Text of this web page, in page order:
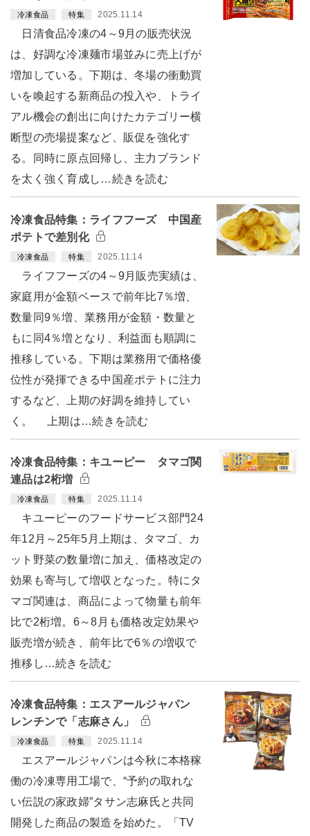
冷凍食品 特集 2025.11.14
日清食品冷凍の4～9月の販売状況
は、好調な冷凍麺市場並みに売上げが
増加している。下期は、冬場の衝動買
いを喚起する新商品の投入や、トライ
アル機会の創出に向けたカテゴリー横
断型の売場提案など、販促を強化す
る。同時に原点回帰し、主力ブランド
を太く強く育成し…続きを読む
冷凍食品特集：ライフフーズ 中国産
ポテトで差別化
冷凍食品 特集 2025.11.14
ライフフーズの4～9月販売実績は、
家庭用が金額ベースで前年比7％増、
数量同9％増、業務用が金額・数量と
もに同4％増となり、利益面も順調に
推移している。下期は業務用で価格優
位性が発揮できる中国産ポテトに注力
するなど、上期の好調を維持してい
く。 上期は…続きを読む
冷凍食品特集：キユーピー タマゴ関
連品は2桁増
冷凍食品 特集 2025.11.14
キユーピーのフードサービス部門24
年12月～25年5月上期は、タマゴ、カ
ット野菜の数量増に加え、価格改定の
効果も寄与して増収となった。特にタ
マゴ関連は、商品によって物量も前年
比で2桁増。6～8月も価格改定効果や
販売増が続き、前年比で6％の増収で
推移し…続きを読む
冷凍食品特集：エスアールジャパン
レンチンで「志麻さん」
冷凍食品 特集 2025.11.14
エスアールジャパンは今秋に本格稼
働の冷凍専用工場で、“予約の取れな
い伝説の家政婦”タサン志麻氏と共同
開発した商品の製造を始めた。「TV